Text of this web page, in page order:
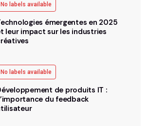
No labels available
émergentes en 2025
leur impact sur les industries
No labels available
de produits IT :
du feedback